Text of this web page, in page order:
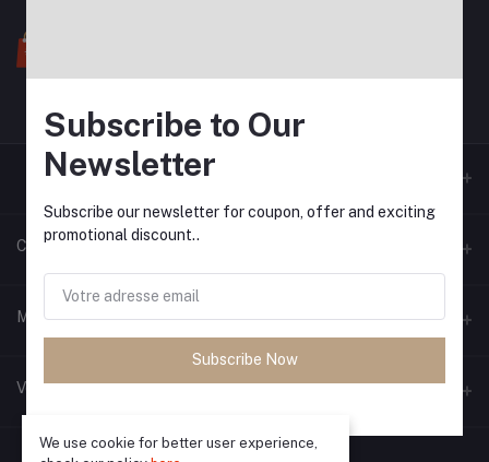
Contacts
Mon compte
S'identifier
Vendeur zone
Devenir vendeur Appliquer maintenant
We use cookie for better user experience,
Subscribe to Our
Newsletter
Subscribe our newsletter for coupon, offer and exciting
promotional discount..
Subscribe Now